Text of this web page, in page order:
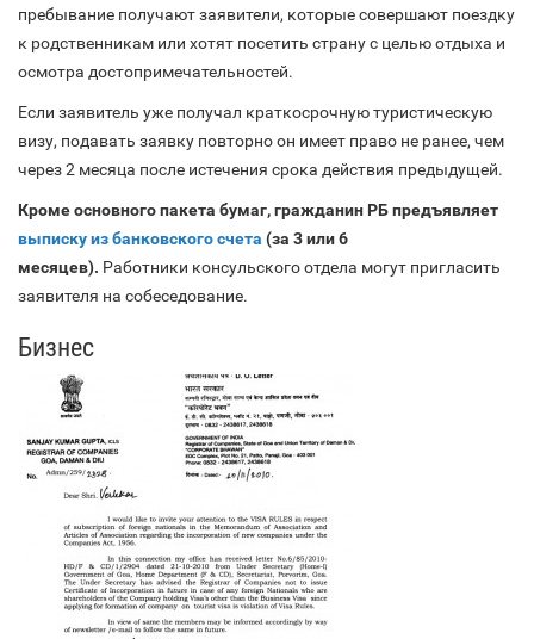
пребывание получают заявители, которые совершают поездку
к родственникам или хотят посетить страну с целью отдыха и
осмотра достопримечательностей.
Если заявитель уже получал краткосрочную туристическую
визу, подавать заявку повторно он имеет право не ранее, чем
через 2 месяца после истечения срока действия предыдущей.
Кроме основного пакета бумаг, гражданин РБ предъявляет
выписку из банковского счета (за 3 или 6
месяцев). Работники консульского отдела могут пригласить
заявителя на собеседование.
Бизнес